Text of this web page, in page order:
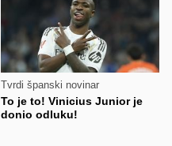
Tvrdi španski novinar
To je to! Vinicius Junior je
donio odluku!